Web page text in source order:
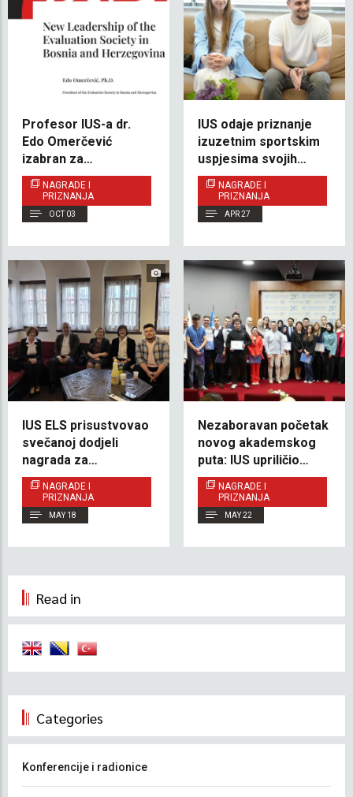
Profesor IUS-a dr.
Edo Omerčević
izabran za
predsjednika
Udruženja evaluatora
u BiH
NAGRADE I
PRIZNANJA
OCT 03
IUS odaje priznanje
izuzetnim sportskim
uspjesima svojih
studenata
NAGRADE I
PRIZNANJA
APR 27
IUS ELS prisustvovao
svečanoj dodjeli
nagrada za
takmičenje iz
engleskog jezika u
Hercegovačko-
kantonu
NAGRADE I
PRIZNANJA
MAY 18
Nezaboravan početak
novog akademskog
puta: IUS upriličio
svečanost za
dobitnike 100%
stipendije
NAGRADE I
PRIZNANJA
MAY 22
Read in
Categories
Konferencije i radionice